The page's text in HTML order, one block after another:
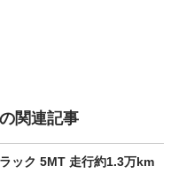
関連記事
ック 5MT 走行約1.3万km